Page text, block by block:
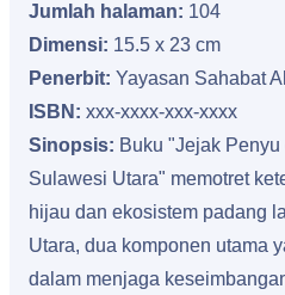
Jumlah halaman: 104
Dimensi: 15.5 x 23 cm
Penerbit: Yayasan Sahabat
ISBN: xxx-xxxx-xxx-xxxx
Sinopsis: Buku "Jejak
Sulawesi Utara" memotret
hijau dan ekosistem padang
Utara, dua komponen utama
dalam menjaga